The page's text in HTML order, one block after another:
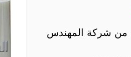
من شركة المهندس